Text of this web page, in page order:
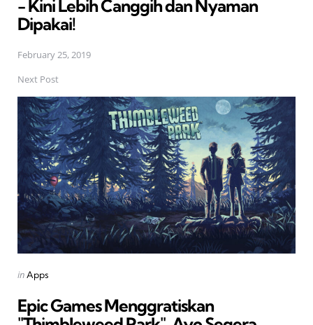
- Kini Lebih Canggih dan Nyaman
Dipakai!
February 25, 2019
Next Post
Posted
inApps
Epic Games Menggratiskan